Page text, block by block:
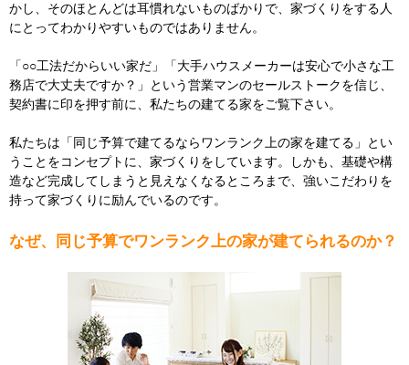
かし、そのほとんどは耳慣れないものばかりで、家づくりをする人
にとってわかりやすいものではありません。
「○○工法だからいい家だ」「大手ハウスメーカーは安心で小さな工
務店で大丈夫ですか？」という営業マンのセールストークを信じ、
契約書に印を押す前に、私たちの建てる家をご覧下さい。
私たちは「同じ予算で建てるならワンランク上の家を建てる」とい
うことをコンセプトに、家づくりをしています。しかも、基礎や構
造など完成してしまうと見えなくなるところまで、強いこだわりを
持って家づくりに励んでいるのです。
なぜ、同じ予算でワンランク上の家が建てられるのか？